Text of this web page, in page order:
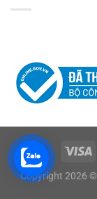
Copyright 2026 ©